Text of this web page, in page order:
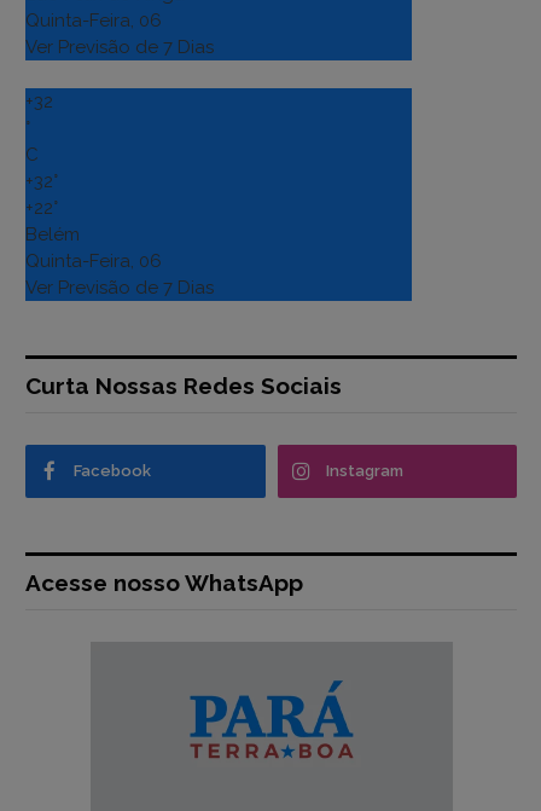
Quinta-Feira, 06
Ver Previsão de 7 Dias
+32
°
C
+32°
+22°
Belém
Quinta-Feira, 06
Ver Previsão de 7 Dias
Curta Nossas Redes Sociais
Facebook Instagram
Acesse nosso WhatsApp